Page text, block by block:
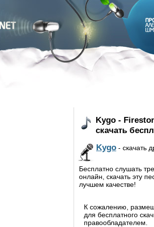
Kygo -
скачать
Kygo - скачать
Бесплатно слушать
онлайн, скачать эту
лучшем качестве!
К сожалению,
для бесплатного
правообладателем.